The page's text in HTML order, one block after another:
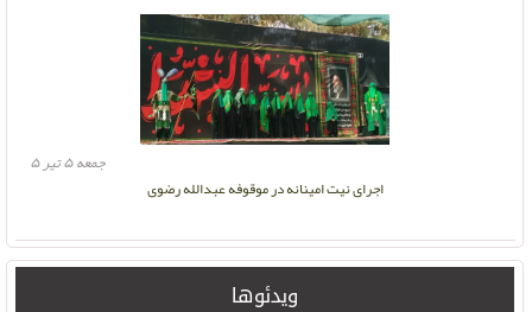
اجرای نیت امینانه در موقوفه عبدالله رضوی
جمعه ۵ تیر ۵
ویدئوها